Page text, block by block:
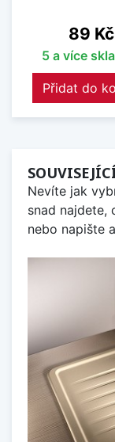
Cena
89 Kč
5 a více
Přidat do
Nevíte jak
snad najdete,
nebo napište